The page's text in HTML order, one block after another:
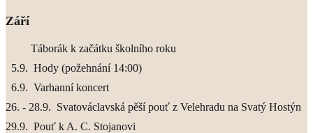
Září
Táborák k začátku školního roku
5.9. Hody (požehnání 14:00)
6.9. Varhanní koncert
26. - 28.9. Svatováclavská pěší pouť z Velehradu na Svatý Hostýn
29.9. Pouť k A. C. Stojanovi